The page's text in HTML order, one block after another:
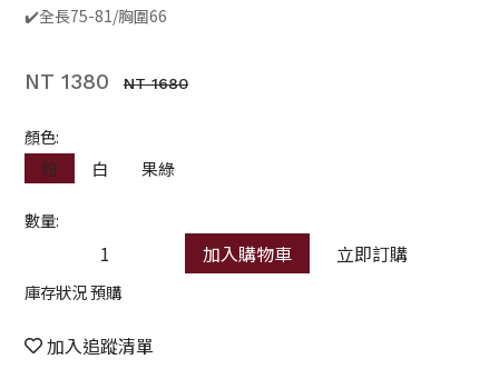
✔️全長75-81/胸圍66
NT 1380 NT 1680
顏色:
粉
白 果綠
數量:
加入購物車 立即訂購
庫存狀況 預購
加入追蹤清單